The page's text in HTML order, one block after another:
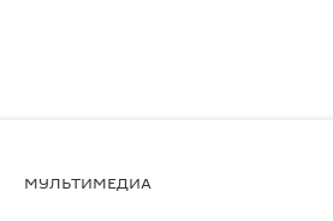
МУЛЬТИМЕДИА